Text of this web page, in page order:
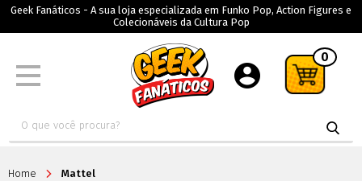
Geek Fanáticos - A sua loja especializada em Funko Pop, Action Figures e
Colecionáveis da Cultura Pop
0
Home Mattel